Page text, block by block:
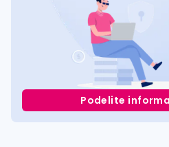
Podelite